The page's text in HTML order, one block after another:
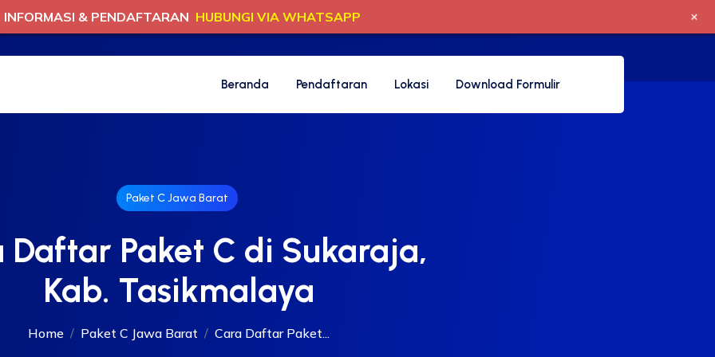
Beranda Pendaftaran Lokasi Download Formulir
Paket C Jawa Barat
Daftar Paket C di Sukaraja,
Kab. Tasikmalaya
Home Paket C Jawa Barat Cara Daftar Paket...
INFORMASI & PENDAFTARAN HUBUNGI VIA WHATSAPP +